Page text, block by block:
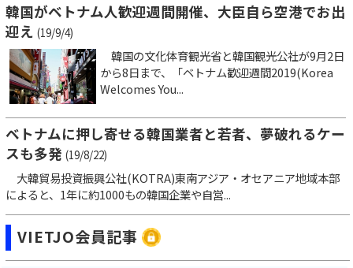
韓国がベトナム人歓迎週間開催、大臣自ら空港でお出
迎え (19/9/4)
韓国の文化体育観光省と韓国観光公社が9月2日
から8日まで、「ベトナム歓迎週間2019(Korea
Welcomes You...
ベトナムに押し寄せる韓国業者と若者、夢破れるケー
スも多発 (19/8/22)
大韓貿易投資振興公社(KOTRA)東南アジア・オセアニア地域本部
によると、1年に約1000もの韓国企業や自営...
VIETJO会員記事